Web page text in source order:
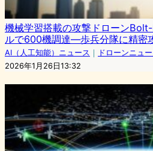
機械学習搭載の攻撃ドローン
ルで600機調達―歩兵分隊に精密
AI（人工知能）ニュース ｜
ドローンニュ
2026年1月26日13:32